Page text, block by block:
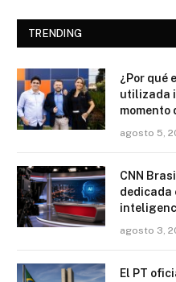
TRENDING
¿Por qué
utilizada
momento
agosto 5,
CNN
dedicada
agosto 3,
El PT